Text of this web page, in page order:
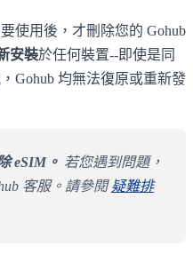
使用後，才刪除您的 Gohub
安裝於任何裝置--即使是同
Gohub 均無法復原或重新發
eSIM。 若您遇到問題，
客服。請參閱疑難排